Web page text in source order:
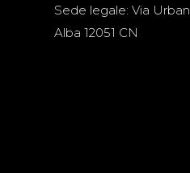
Sede legale: Via
Alba 12051 CN